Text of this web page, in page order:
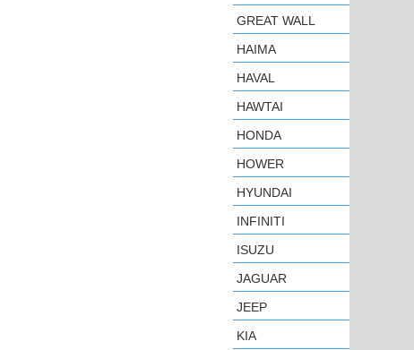
GREAT WALL
HAIMA
HAVAL
HAWTAI
HONDA
HOWER
HYUNDAI
INFINITI
ISUZU
JAGUAR
JEEP
KIA